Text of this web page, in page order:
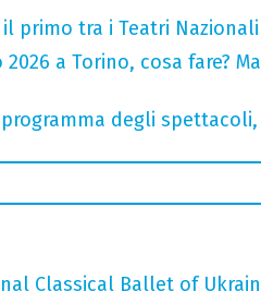
primo tra i Teatri
a Torino, cosa fare?
programma degli
Classical Ballet of